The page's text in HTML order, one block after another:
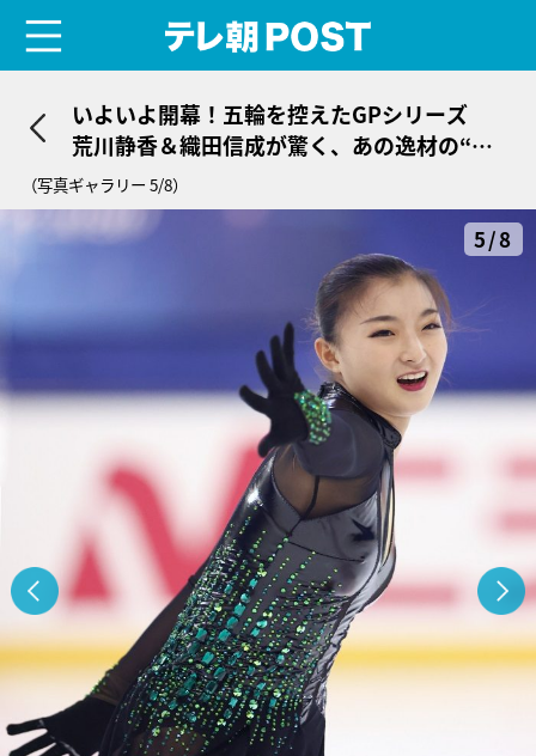
いよいよ開幕！五輪を控えたGPシリーズ
荒川静香＆織田信成が驚く、あの逸材の“進
化”「女子でも男子でも戦える」
（写真ギャラリー 5/8）
5/8